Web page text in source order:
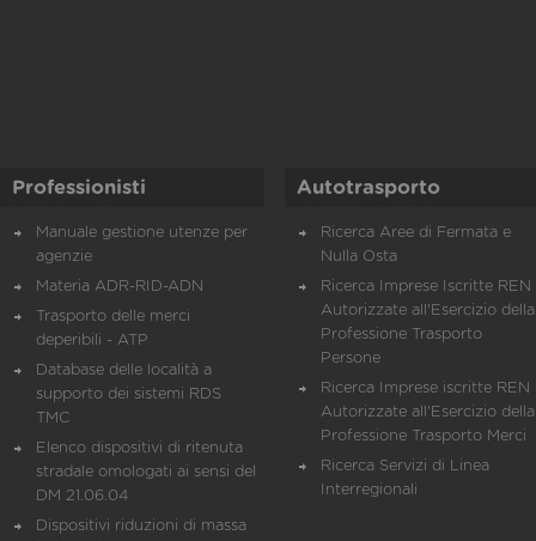
Professionisti
Manuale gestione utenze per
agenzie
Materia ADR-RID-ADN
Trasporto delle merci
deperibili - ATP
Database delle località a
supporto dei sistemi RDS
TMC
Elenco dispositivi di ritenuta
stradale omologati ai sensi del
DM 21.06.04
Dispositivi riduzioni di massa
Autotrasporto
Ricerca Aree di Fermata e
Nulla Osta
Ricerca Imprese Iscritte REN
Autorizzate all'Esercizio della
Professione Trasporto
Persone
Ricerca Imprese iscritte REN
Autorizzate all'Esercizio della
Professione Trasporto Merci
Ricerca Servizi di Linea
Interregionali